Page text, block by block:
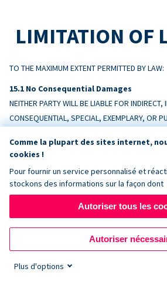
LIMITATION OF
TO THE MAXIMUM EXTENT PERMITTED BY LAW:
No Consequential Damages
NEITHER PARTY WILL BE LIABLE FOR INDIRECT,
CONSEQUENTIAL, SPECIAL, EXEMPLARY, OR
TO THIS AGREEMENT, EVEN IF ADVISED OF
Liability Cap
DONORBOX’S TOTAL AGGREGATE LIABILITY
RELATING TO THIS AGREEMENT WILL NOT
CUSTOMER TO DONORBOX IN THE TWELVE
THE EVENT GIVING RISE TO THE CLAIM.
Nothing limits liability for: (a) amounts
Comme la plupart des sites internet,
cookies !
Pour fournir un service personnalisé et
stockons des informations sur la façon dont
Autoriser tous les
Autoriser
Plus d'options